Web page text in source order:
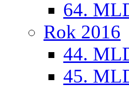
64.
Rok 2016
44.
45.